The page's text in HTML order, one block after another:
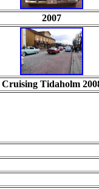
2007
Cruising Tidaholm